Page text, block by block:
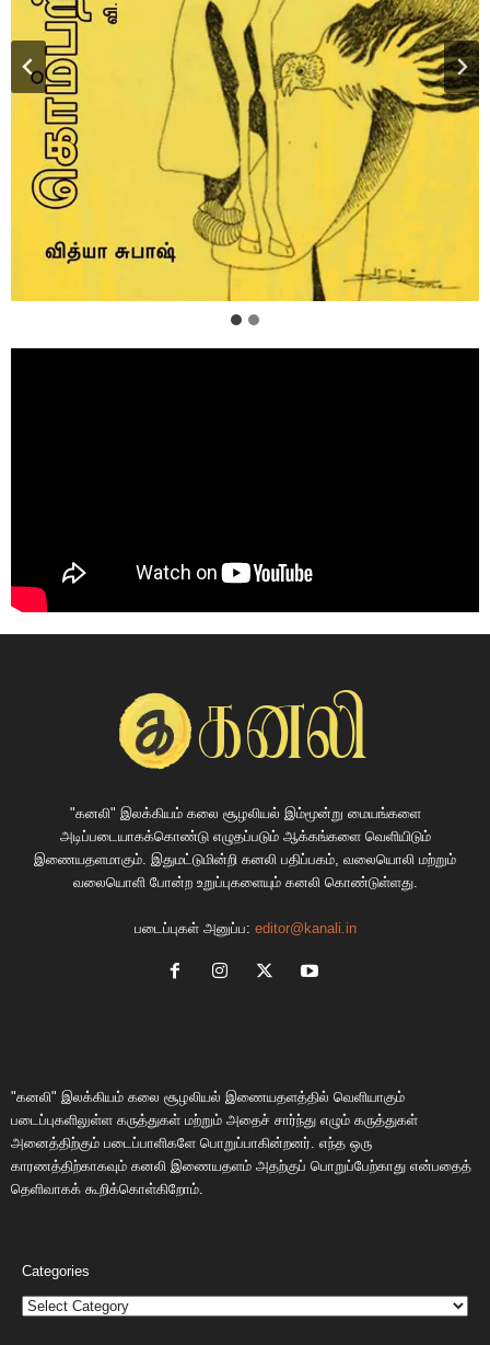
"கனலி" இலக்கியம் கலை சூழலியல் இம்மூன்று மையங்களை
அடிப்படையாகக்கொண்டு எழுதப்படும் ஆக்கங்களை வெளியிடும்
இணையதளமாகும். இதுமட்டுமின்றி கனலி பதிப்பகம், வலையொலி மற்றும்
வலையொளி போன்ற உறுப்புகளையும் கனலி கொண்டுள்ளது.
படைப்புகள் அனுப்ப: editor@kanali.in
"கனலி" இலக்கியம் கலை சூழலியல் இணையதளத்தில் வெளியாகும்
படைப்புகளிலுள்ள கருத்துகள் மற்றும் அதைச் சார்ந்து எழும் கருத்துகள்
அனைத்திற்கும் படைப்பாளிகளே பொறுப்பாகின்றனர். எந்த ஒரு
காரணத்திற்காகவும் கனலி இணையதளம் அதற்குப் பொறுப்பேற்காது என்பதைத்
தெளிவாகக் கூறிக்கொள்கிறோம்.
Categories